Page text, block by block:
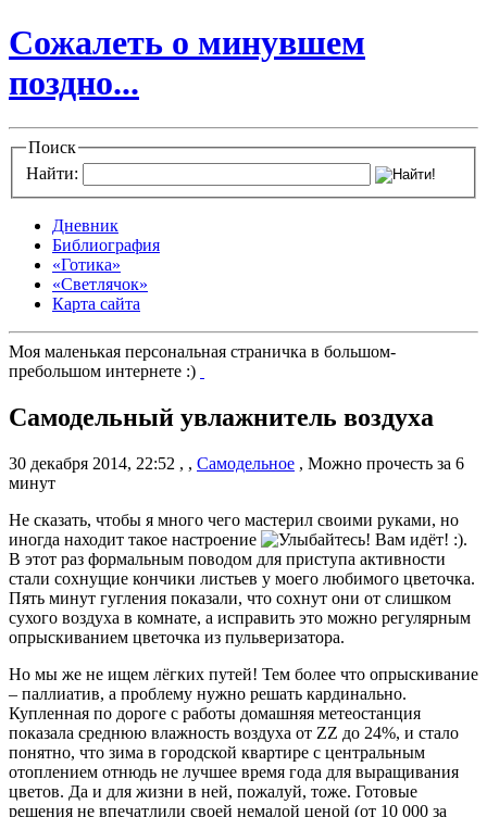
Сожалеть о минувшем
поздно...
Поиск
Найти:
Дневник
Библиография
«Готика»
«Светлячок»
Карта сайта
Моя маленькая персональная страничка в большом-
пребольшом интернете :)
Самодельный увлажнитель воздуха
30 декабря 2014, 22:52 , , Самодельное , Можно прочесть за 6
минут
Не сказать, чтобы я много чего мастерил своими руками, но
иногда находит такое настроение
.
В этот раз формальным поводом для приступа активности
стали сохнущие кончики листьев у моего любимого цветочка.
Пять минут гугления показали, что сохнут они от слишком
сухого воздуха в комнате, а исправить это можно регулярным
опрыскиванием цветочка из пульверизатора.
Но мы же не ищем лёгких путей! Тем более что опрыскивание
– паллиатив, а проблему нужно решать кардинально.
Купленная по дороге с работы домашняя метеостанция
показала среднюю влажность воздуха от ZZ до 24%, и стало
понятно, что зима в городской квартире с центральным
отоплением отнюдь не лучшее время года для выращивания
цветов. Да и для жизни в ней, пожалуй, тоже. Готовые
решения не впечатлили своей немалой ценой (от 10 000 за